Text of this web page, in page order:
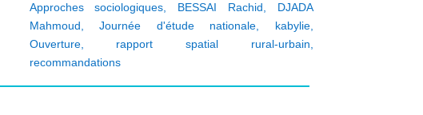
Approches sociologiques, BESSAI Rachid, DJADA
Mahmoud,Journée d'étude nationale, kabylie,
Ouverture, rapport spatial rural-urbain,
recommandations